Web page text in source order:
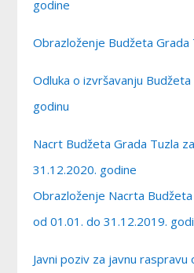
godine
Obrazloženje Budžeta Grada
Odluka o izvršavanju
godinu
Nacrt Budžeta Grada Tuzla
31.12.2020. godine
Obrazloženje Nacrta
od 01.01. do 31.12.2019.
Javni poziv za javnu